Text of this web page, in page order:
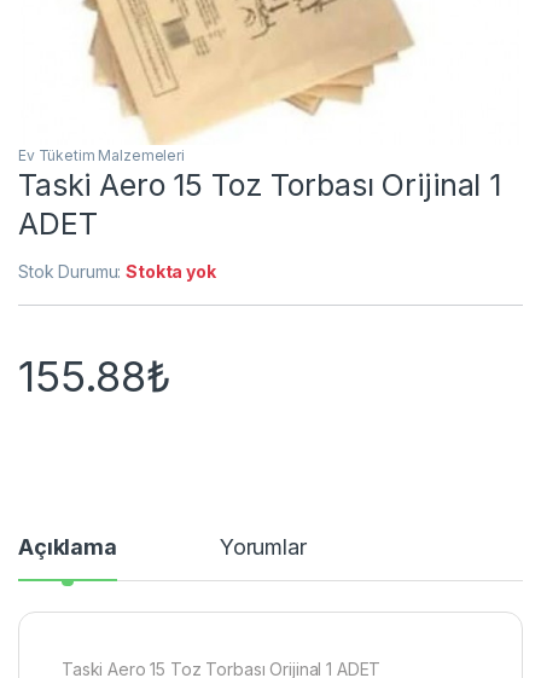
Ev Tüketim Malzemeleri
Taski Aero 15 Toz Torbası Orijinal 1
ADET
Stok Durumu:Stokta yok
155.88₺
Açıklama Yorumlar
Taski Aero 15 Toz Torbası Orijinal 1 ADET